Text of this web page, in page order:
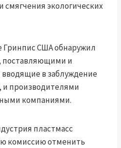
экологических
Гринпис СШАобнаружил
поставляющими и
в заблуждение
и производителями
компаниями.
пластмасс
комиссию отменить